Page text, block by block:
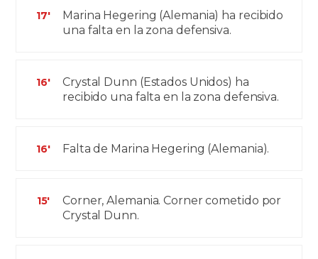
17'
Marina Hegering (Alemania) ha recibido
una falta en la zona defensiva.
16'
Crystal Dunn (Estados Unidos) ha
recibido una falta en la zona defensiva.
16' Falta de Marina Hegering (Alemania).
15'
Corner, Alemania. Corner cometido por
Crystal Dunn.